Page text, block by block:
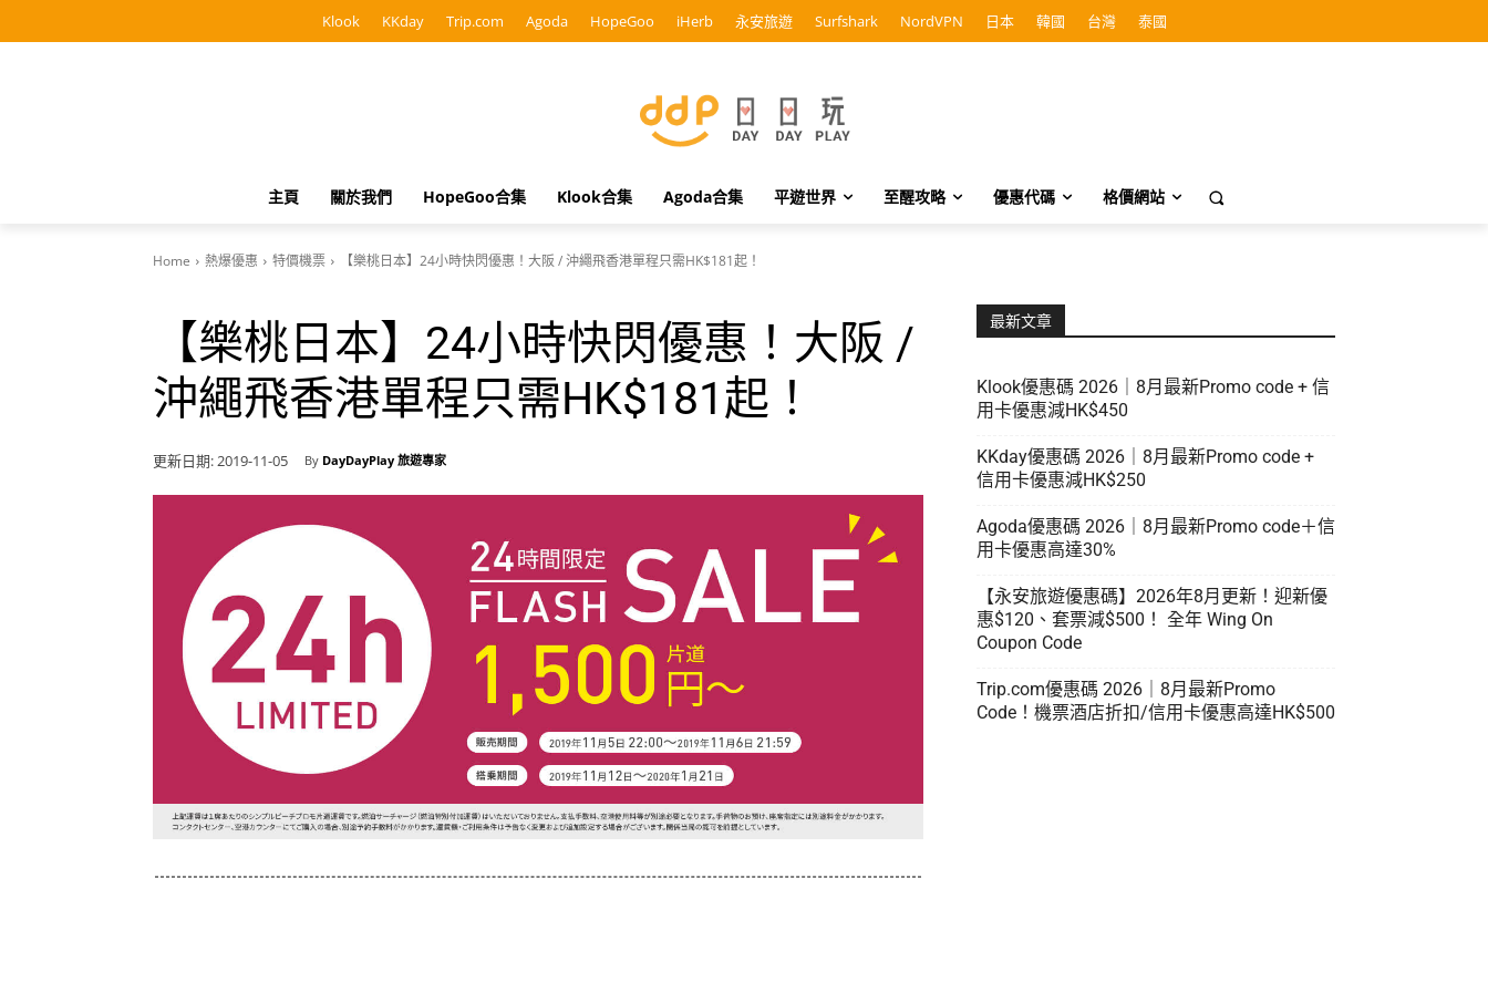
Klook KKday Trip.com Agoda HopeGoo iHerb 永安旅遊 Surfshark NordVPN 日本 韓國 台灣 泰國
主頁 關於我們 HopeGoo合集 Klook合集 Agoda合集 平遊世界 至醒攻略 優惠代碼 格價網站
Home 熱爆優惠 特價機票 【樂桃日本】24小時快閃優惠！大阪 / 沖繩飛香港單程只需HK$181起！
【樂桃日本】24小時快閃優惠！大阪 /
沖繩飛香港單程只需HK$181起！
更新日期:2019-11-05 By DayDayPlay 旅遊專家
最新文章
Klook優惠碼 2026｜8月最新Promo code + 信
用卡優惠減HK$450
KKday優惠碼 2026｜8月最新Promo code +
信用卡優惠減HK$250
Agoda優惠碼 2026｜8月最新Promo code＋信
用卡優惠高達30%
【永安旅遊優惠碼】2026年8月更新！迎新優
惠$120、套票減$500！ 全年 Wing On
Coupon Code
Trip.com優惠碼 2026｜8月最新Promo
Code！機票酒店折扣/信用卡優惠高達HK$500